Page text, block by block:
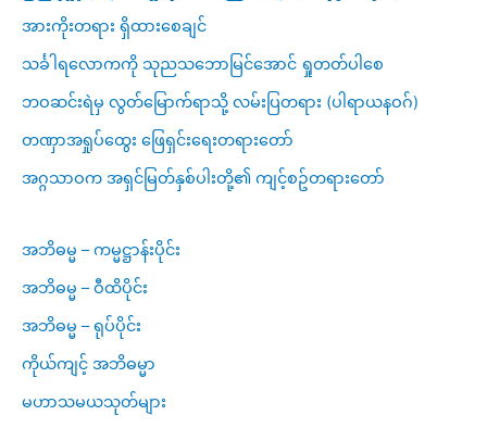
အားကိုးတရား ရှိထားစေချင်
သင်္ခါရလောကကို သုညသဘောမြင်အောင် ရှုတတ်ပါစေ
ဘဝဆင်းရဲမှ လွတ်မြောက်ရာသို့ လမ်းပြတရား (ပါရာယနဝဂ်)
တဏှာအရှုပ်ထွေး ဖြေရှင်းရေးတရားတော်
အဂ္ဂသာဝက အရှင်မြတ်နှစ်ပါးတို့၏ ကျင့်စဥ်တရားတော်
အဘိဓမ္မ – ကမ္မဋ္ဌာန်းပိုင်း
အဘိဓမ္မ – ဝီထိပိုင်း
အဘိဓမ္မ – ရုပ်ပိုင်း
ကိုယ်ကျင့် အဘိဓမ္မာ
မဟာသမယသုတ်များ